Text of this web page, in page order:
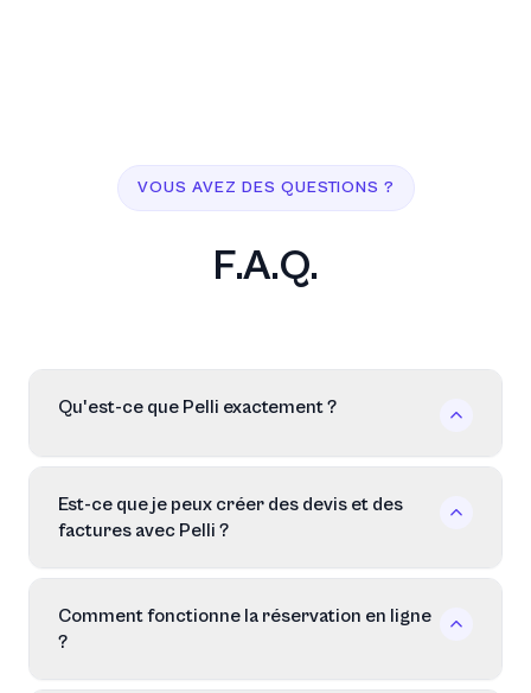
VOUS AVEZ DES QUESTIONS ?
F.A.Q.
Qu'est-ce que Pelli exactement ?
Est-ce que je peux créer des devis et des
factures avec Pelli ?
Comment fonctionne la réservation en ligne
?